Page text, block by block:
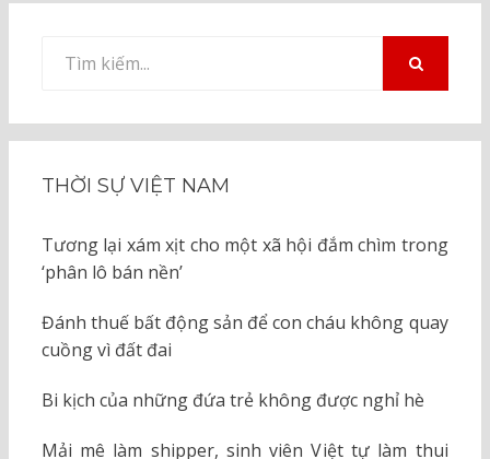
kiếm
THỜI SỰ VIỆT NAM
Tương lại xám xịt cho một xã hội đắm chìm trong
‘phân lô bán nền’
Đánh thuế bất động sản để con cháu không quay
cuồng vì đất đai
Bi kịch của những đứa trẻ không được nghỉ hè
Mải mê làm shipper, sinh viên Việt tự làm thui